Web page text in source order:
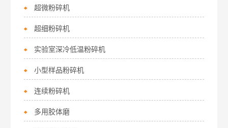
超微粉碎机
超细粉碎机
实验室深冷低温粉碎机
小型样品粉碎机
连续粉碎机
多用胶体磨